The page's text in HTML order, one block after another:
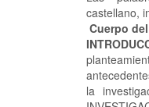
castellano,
Cuerpo
la